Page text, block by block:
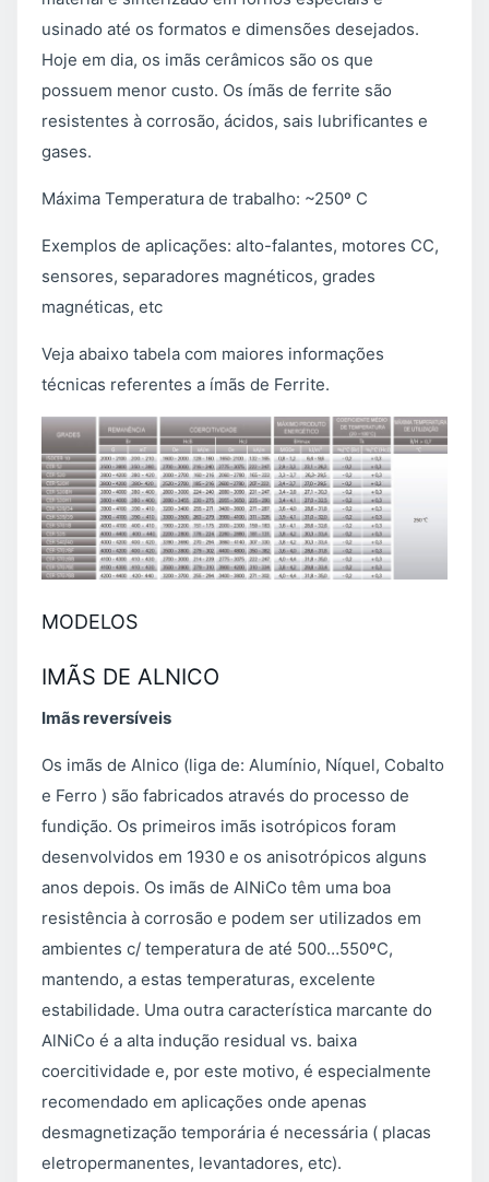
usinado até os formatos e dimensões desejados.
Hoje em dia, os imãs cerâmicos são os que
possuem menor custo. Os ímãs de ferrite são
resistentes à corrosão, ácidos, sais lubrificantes e
gases.
Máxima Temperatura de trabalho: ~250º C
Exemplos de aplicações: alto-falantes, motores CC,
sensores, separadores magnéticos, grades
magnéticas, etc
Veja abaixo tabela com maiores informações
técnicas referentes a ímãs de Ferrite.
MODELOS
IMÃS DE ALNICO
Imãs reversíveis
Os imãs de Alnico (liga de: Alumínio, Níquel, Cobalto
e Ferro ) são fabricados através do processo de
fundição. Os primeiros imãs isotrópicos foram
desenvolvidos em 1930 e os anisotrópicos alguns
anos depois. Os imãs de AlNiCo têm uma boa
resistência à corrosão e podem ser utilizados em
ambientes c/ temperatura de até 500…550ºC,
mantendo, a estas temperaturas, excelente
estabilidade. Uma outra característica marcante do
AlNiCo é a alta indução residual vs. baixa
coercitividade e, por este motivo, é especialmente
recomendado em aplicações onde apenas
desmagnetização temporária é necessária ( placas
eletropermanentes, levantadores, etc).